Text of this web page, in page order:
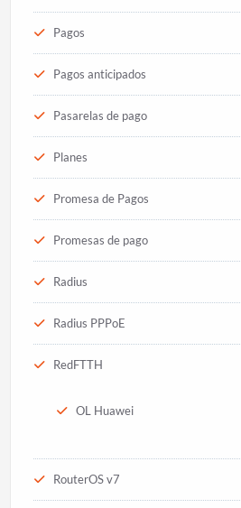
Pagos
Pagos anticipados
Pasarelas de pago
Planes
Promesa de Pagos
Promesas de pago
Radius
Radius PPPoE
RedFTTH
OL Huawei
RouterOS v7